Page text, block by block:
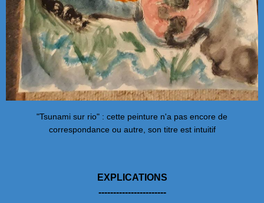
"Tsunami sur rio" : cette peinture n'a pas encore de
correspondance ou autre, son titre est intuitif
EXPLICATIONS
-----------------------